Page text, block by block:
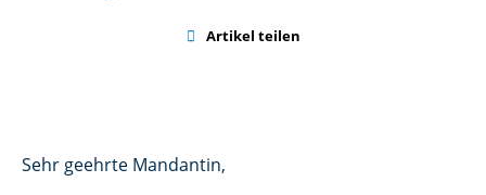
 Artikel teilen
Sehr geehrte Mandantin,